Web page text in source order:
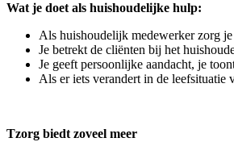
Wat je doet als huishoudelijke hulp:
Als huishoudelijk medewerker zorg
Je betrekt de cliënten bij het
Je geeft persoonlijke aandacht, je
Als er iets verandert in de leefsituatie
Tzorg biedt zoveel meer